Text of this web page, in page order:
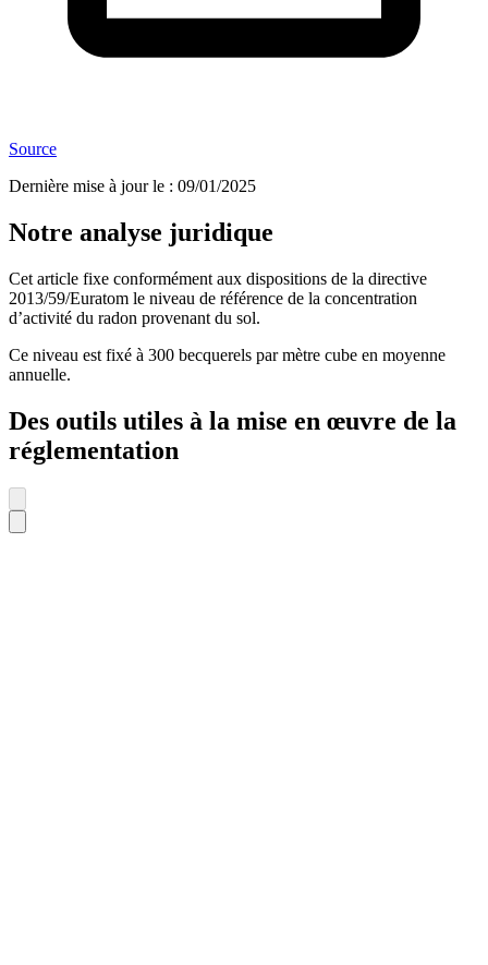
Source
Dernière mise à jour le : 09/01/2025
Notre analyse juridique
Cet article fixe conformément aux dispositions de la directive
2013/59/Euratom le niveau de référence de la concentration
d’activité du radon provenant du sol.
Ce niveau est fixé à 300 becquerels par mètre cube en moyenne
annuelle.
Des outils utiles à la mise en œuvre de la
réglementation